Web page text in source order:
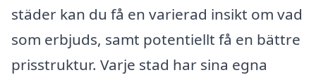
städer kan du få en varierad insikt om vad
som erbjuds, samt potentiellt få en bättre
prisstruktur. Varje stad har sina egna